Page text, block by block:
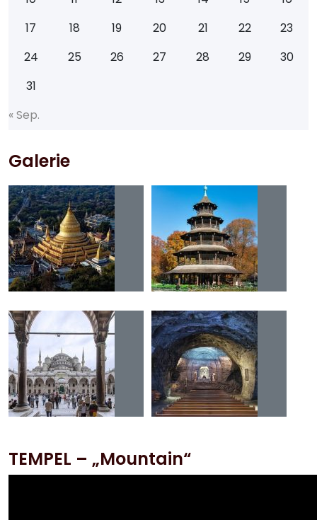
17
18 19 20 21 22
23
24
25 26 27 28 29
30
31
«Sep
Galerie
TEMPEL – „Mountain“